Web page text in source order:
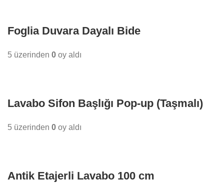
Foglia Duvara Dayalı Bide
5 üzerinden 0 oy aldı
Lavabo Sifon Başlığı Pop-up (Taşmalı)
5 üzerinden 0 oy aldı
Antik Etajerli Lavabo 100 cm